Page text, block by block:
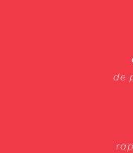
de